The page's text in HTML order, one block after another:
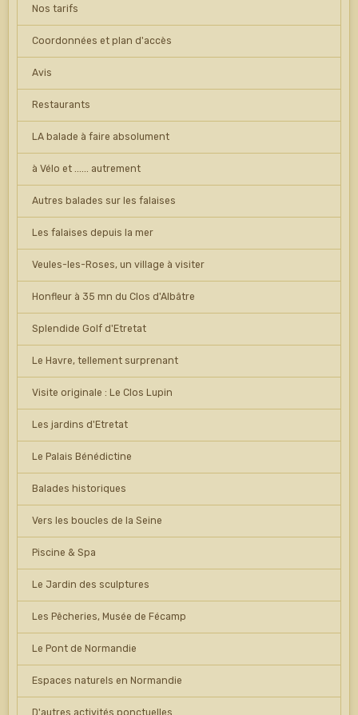
Nos tarifs
Coordonnées et plan d'accès
Avis
Restaurants
LA balade à faire absolument
à Vélo et ...... autrement
Autres balades sur les falaises
Les falaises depuis la mer
Veules-les-Roses, un village à visiter
Honfleur à 35 mn du Clos d'Albâtre
Splendide Golf d'Etretat
Le Havre, tellement surprenant
Visite originale : Le Clos Lupin
Les jardins d'Etretat
Le Palais Bénédictine
Balades historiques
Vers les boucles de la Seine
Piscine & Spa
Le Jardin des sculptures
Les Pêcheries, Musée de Fécamp
Le Pont de Normandie
Espaces naturels en Normandie
D'autres activités ponctuelles